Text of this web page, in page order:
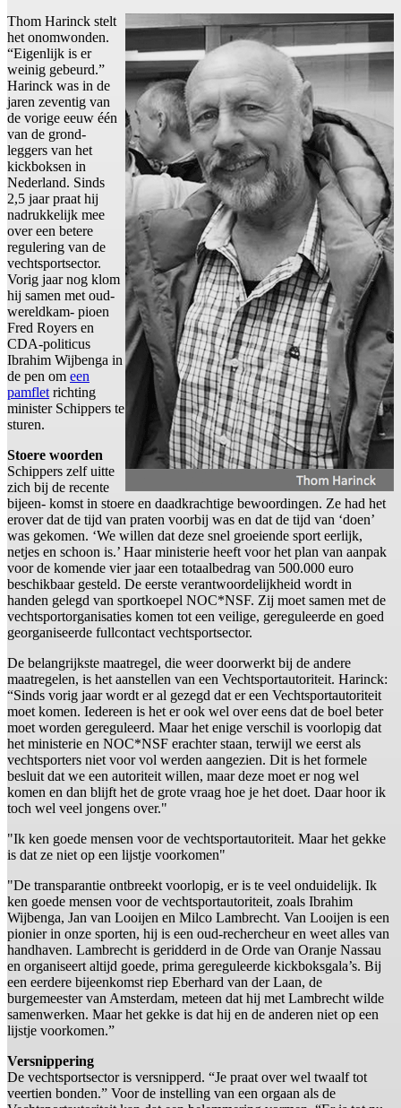
Thom Harinck stelt
het onomwonden.
“Eigenlijk is er
weinig gebeurd.”
Harinck was in de
jaren zeventig van
de vorige eeuw één
van de grond-
leggers van het
kickboksen in
Nederland. Sinds
2,5 jaar praat hij
nadrukkelijk mee
over een betere
regulering van de
vechtsportsector.
Vorig jaar nog klom
hij samen met oud-
wereldkam- pioen
Fred Royers en
CDA-politicus
Ibrahim Wijbenga in
de pen om een
pamfletrichting
minister Schippers te
sturen.
Stoere woorden
Schippers zelf uitte
zich bij de recente
bijeen- komst in stoere en daadkrachtige bewoordingen. Ze had het
erover dat de tijd van praten voorbij was en dat de tijd van ‘doen’
was gekomen. ‘We willen dat deze snel groeiende sport eerlijk,
netjes en schoon is.’ Haar ministerie heeft voor het plan van aanpak
voor de komende vier jaar een totaalbedrag van 500.000 euro
beschikbaar gesteld. De eerste verantwoordelijkheid wordt in
handen gelegd van sportkoepel NOC*NSF. Zij moet samen met de
vechtsportorganisaties komen tot een veilige, gereguleerde en goed
georganiseerde fullcontact vechtsportsector.
De belangrijkste maatregel, die weer doorwerkt bij de andere
maatregelen, is het aanstellen van een Vechtsportautoriteit. Harinck:
“Sinds vorig jaar wordt er al gezegd dat er een Vechtsportautoriteit
moet komen. Iedereen is het er ook wel over eens dat de boel beter
moet worden gereguleerd. Maar het enige verschil is voorlopig dat
het ministerie en NOC*NSF erachter staan, terwijl we eerst als
vechtsporters niet voor vol werden aangezien. Dit is het formele
besluit dat we een autoriteit willen, maar deze moet er nog wel
komen en dan blijft het de grote vraag hoe je het doet. Daar hoor ik
toch wel veel jongens over."
"Ik ken goede mensen voor de vechtsportautoriteit. Maar het gekke
is dat ze niet op een lijstje voorkomen"
"De transparantie ontbreekt voorlopig, er is te veel onduidelijk. Ik
ken goede mensen voor de vechtsportautoriteit, zoals Ibrahim
Wijbenga, Jan van Looijen en Milco Lambrecht. Van Looijen is een
pionier in onze sporten, hij is een oud-rechercheur en weet alles van
handhaven. Lambrecht is geridderd in de Orde van Oranje Nassau
en organiseert altijd goede, prima gereguleerde kickboksgala’s. Bij
een eerdere bijeenkomst riep Eberhard van der Laan, de
burgemeester van Amsterdam, meteen dat hij met Lambrecht wilde
samenwerken. Maar het gekke is dat hij en de anderen niet op een
lijstje voorkomen.”
Versnippering
De vechtsportsector is versnipperd. “Je praat over wel twaalf tot
veertien bonden.” Voor de instelling van een orgaan als de